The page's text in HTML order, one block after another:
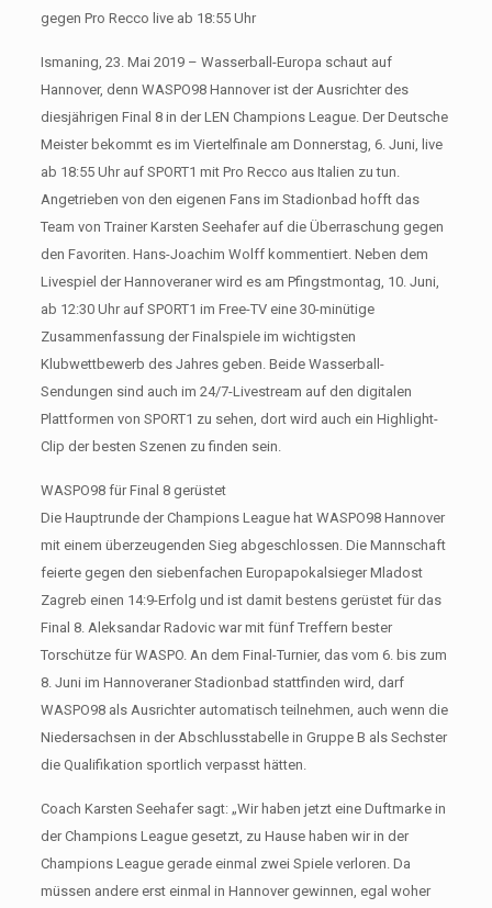
gegen Pro Recco live ab 18:55 Uhr
Ismaning, 23. Mai 2019 – Wasserball-Europa schaut auf
Hannover, denn WASPO98 Hannover ist der Ausrichter des
diesjährigen Final 8 in der LEN Champions League. Der Deutsche
Meister bekommt es im Viertelfinale am Donnerstag, 6. Juni, live
ab 18:55 Uhr auf SPORT1 mit Pro Recco aus Italien zu tun.
Angetrieben von den eigenen Fans im Stadionbad hofft das
Team von Trainer Karsten Seehafer auf die Überraschung gegen
den Favoriten. Hans-Joachim Wolff kommentiert. Neben dem
Livespiel der Hannoveraner wird es am Pfingstmontag, 10. Juni,
ab 12:30 Uhr auf SPORT1 im Free-TV eine 30-minütige
Zusammenfassung der Finalspiele im wichtigsten
Klubwettbewerb des Jahres geben. Beide Wasserball-
Sendungen sind auch im 24/7-Livestream auf den digitalen
Plattformen von SPORT1 zu sehen, dort wird auch ein Highlight-
Clip der besten Szenen zu finden sein.
WASPO98 für Final 8 gerüstet
Die Hauptrunde der Champions League hat WASPO98 Hannover
mit einem überzeugenden Sieg abgeschlossen. Die Mannschaft
feierte gegen den siebenfachen Europapokalsieger Mladost
Zagreb einen 14:9-Erfolg und ist damit bestens gerüstet für das
Final 8. Aleksandar Radovic war mit fünf Treffern bester
Torschütze für WASPO. An dem Final-Turnier, das vom 6. bis zum
8. Juni im Hannoveraner Stadionbad stattfinden wird, darf
WASPO98 als Ausrichter automatisch teilnehmen, auch wenn die
Niedersachsen in der Abschlusstabelle in Gruppe B als Sechster
die Qualifikation sportlich verpasst hätten.
Coach Karsten Seehafer sagt: „Wir haben jetzt eine Duftmarke in
der Champions League gesetzt, zu Hause haben wir in der
Champions League gerade einmal zwei Spiele verloren. Da
müssen andere erst einmal in Hannover gewinnen, egal woher